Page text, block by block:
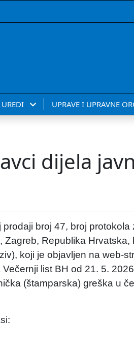
UREDI UPRAVE I UPRAVNE
dijela
broj 47, broj
Republika
koji je objavljen na web-
list BH od 21. 5.
(štamparska) greška u